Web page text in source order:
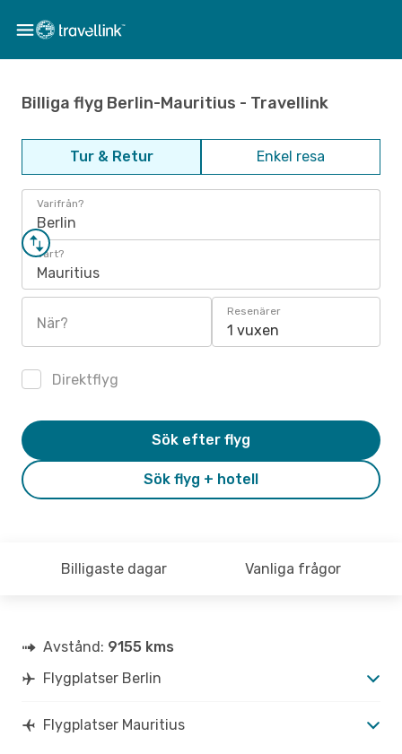
Billiga flyg Berlin-Mauritius - Travellink
Tur & Retur Enkel resa
Varifrån?
Berlin
Vart?
Mauritius
När?
Resenärer
1 vuxen
Direktflyg
Sök flyg + hotell
Sök efter flyg
Billigaste dagar Vanliga frågor
Avstånd: 9155 kms
Flygplatser Berlin
Flygplatser Mauritius